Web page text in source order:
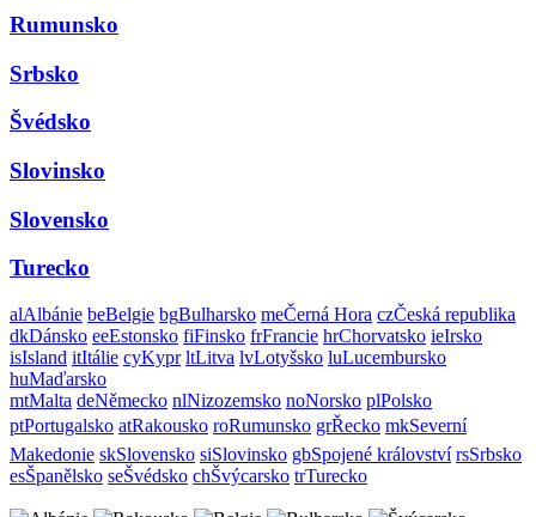
Rumunsko
Srbsko
Švédsko
Slovinsko
Slovensko
Turecko
alAlbánie beBelgie bgBulharsko meČerná Hora czČeská republika
dkDánsko eeEstonsko fiFinsko frFrancie hrChorvatsko ieIrsko
isIsland itItálie cyKypr ltLitva lvLotyšsko luLucembursko
huMaďarsko
mtMalta deNěmecko nlNizozemsko noNorsko plPolsko
ptPortugalsko atRakousko roRumunsko grŘecko mkSeverní
Makedonie skSlovensko siSlovinsko gbSpojené království rsSrbsko
esŠpanělsko seŠvédsko chŠvýcarsko trTurecko